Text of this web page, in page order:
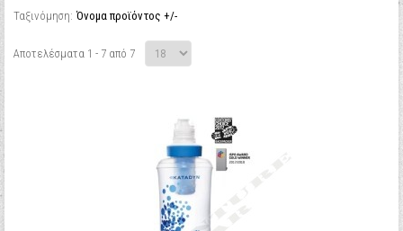
Ταξινόμηση: Όνομα προϊόντος +/-
Αποτελέσματα 1 - 7 από 7